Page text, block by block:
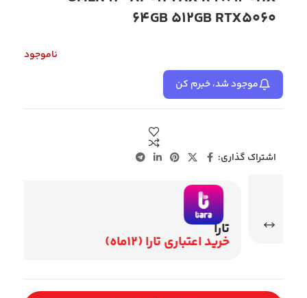
64GB 512GB RTX5060
ناموجود
موجود شد، خبرم کن
اشتراک گذاری:
تارا
خرید اعتباری تارا (12ماه)